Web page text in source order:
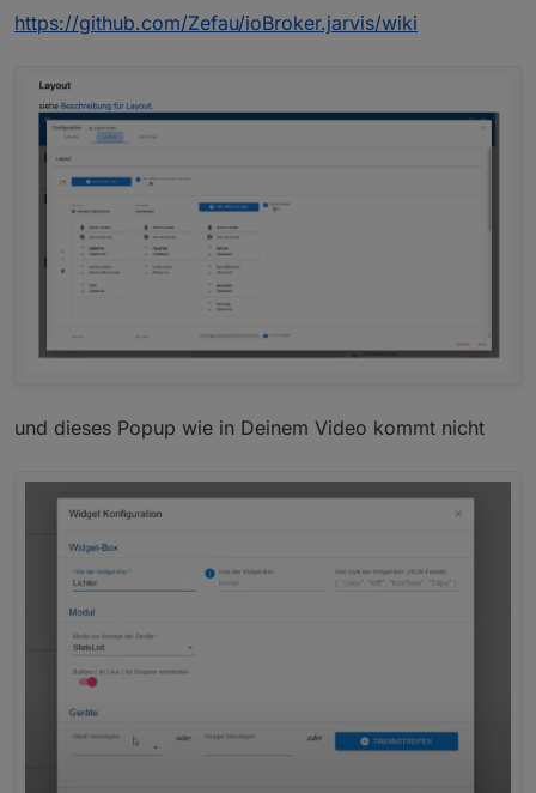
Siehehttps://www.youtube.com/watch?v=98zqgXZffXs
Aktuell sieht das so au. Wenn ich auf + Widget
graues Fenster und es passiert nichts ? Mehr
Felder zum anklicken sind ja nicht vorhanden. Im
Wiki steht z.B. add new group, das habe ich hier
add new groupist veraltet. Wo steht das? Das muss ich
raus nehmen.
https://github.com/Zefau/ioBroker.jarvis/wiki
und dieses Popup wie in Deinem Video kommt nicht